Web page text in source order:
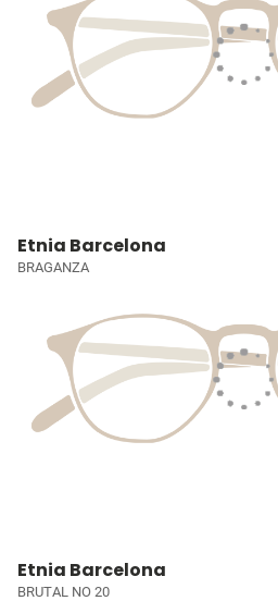
Etnia Barcelona
BRAGANZA
Etnia Barcelona
BRUTAL NO 20